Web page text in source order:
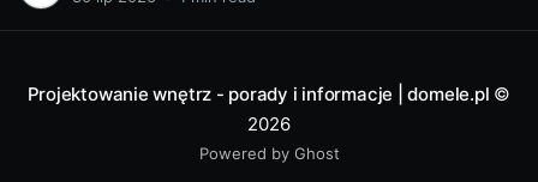
Projektowanie wnętrz - porady i informacje | domele.pl ©
2026
Powered by Ghost